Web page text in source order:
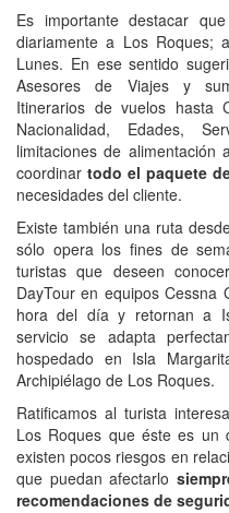
Es importante destacar
diariamente a Los Roques;
Lunes. En ese sentido
Asesores de Viajes y
Itinerarios de vuelos hasta
Nacionalidad, Edades,
limitaciones de
coordinartodo el paquete
necesidades del cliente.
Existe también una ruta
sólo opera los fines de
turistas que deseen
DayTour en equipos
hora del día y retornan a
servicio se adapta
hospedado en Isla
Archipiélago de Los Roques.
Ratificamos al turista
Los Roques que éste es un
existen pocos riesgos en
que puedan afectarlo
recomendaciones de